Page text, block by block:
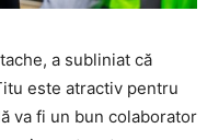
a subliniat că
este atractiv pentru
va fi un bun colaborator